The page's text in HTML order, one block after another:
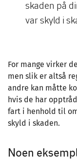
skaden på
var skyld i
For mange virker
men slik er altså
andre kan måtte
hvis de har
fart i henhold til
skyld i skaden.
Noen